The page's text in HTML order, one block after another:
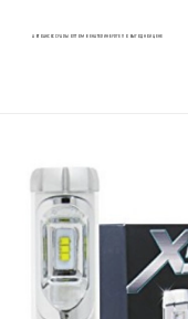
АВТОАКСЕССУАРЫ ОПТОМ В ЕКАТЕРИНБУРГЕ ПО ВЫГОДНОЙ ЦЕНЕ